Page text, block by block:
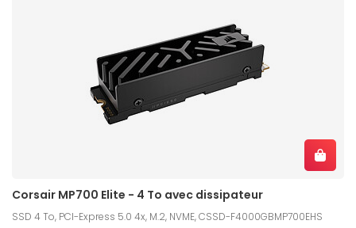
Corsair MP700 Elite - 4 To avec dissipateur
SSD 4 To, PCI-Express 5.0 4x, M.2, NVME, CSSD-F4000GBMP700EHS